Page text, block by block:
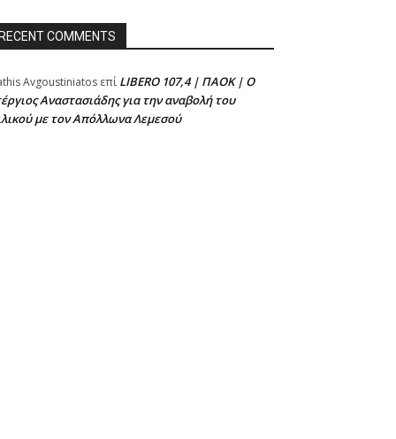
COMMENTS
Avgoustiniatos επί LIBERO 107,4 | ΠΑΟΚ | Ο
Αναστασιάδης για την αναβολή του
με τον Απόλλωνα Λεμεσού